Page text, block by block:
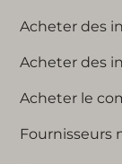
Acheter des
Acheter des
Acheter le
Fournisseurs